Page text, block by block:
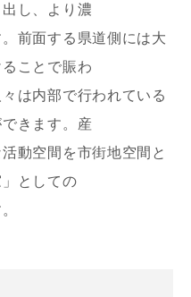
し、より濃
前面する県道側には大
ことで賑わ
は内部で行われている
きます。産
動空間を市街地空間と
としての